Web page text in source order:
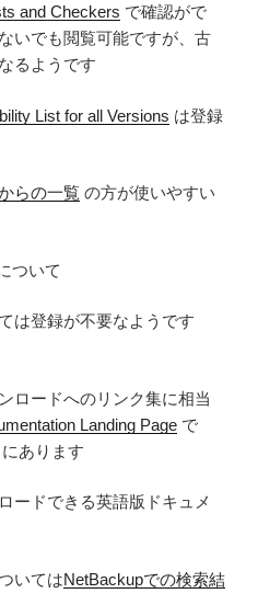
and Checkers で確認がで
いでも閲覧可能ですが、古
るようです
List for all Versions は登録
らの一覧 の方が使いやすい
ついて
は登録が不要なようです
ロードへのリンク集に相当
Landing Page で
あります
ードできる英語版ドキュメ
いてはNetBackupでの検索結